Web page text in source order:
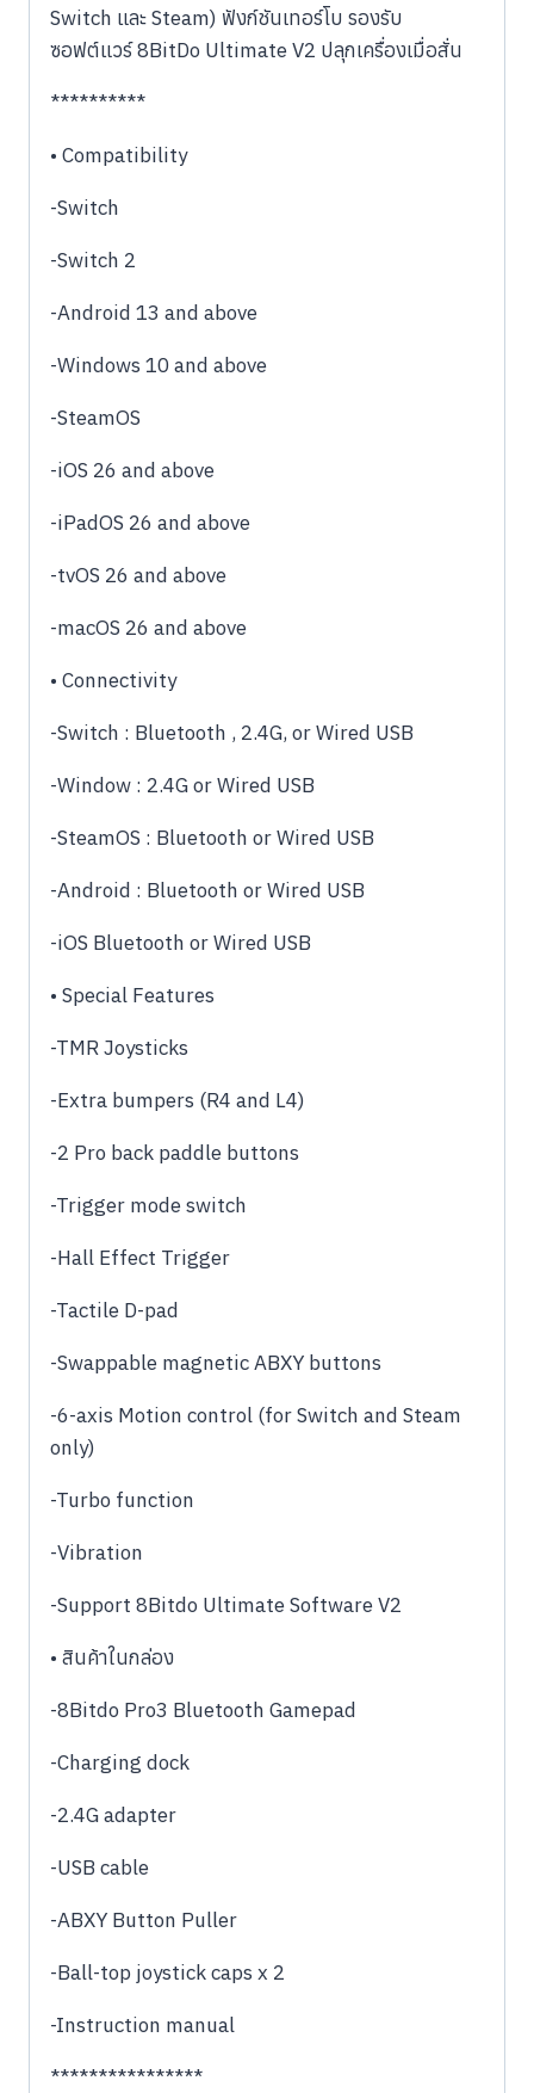
Switch และ Steam) ฟังก์ชันเทอร์โบ รองรับ
ซอฟต์แวร์ 8BitDo Ultimate V2 ปลุกเครื่องเมื่อสั่น
**********
• Compatibility
-Switch
-Switch 2
-Android 13 and above
-Windows 10 and above
-SteamOS
-iOS 26 and above
-iPadOS 26 and above
-tvOS 26 and above
-macOS 26 and above
• Connectivity
-Switch : Bluetooth , 2.4G, or Wired USB
-Window : 2.4G or Wired USB
-SteamOS : Bluetooth or Wired USB
-Android : Bluetooth or Wired USB
-iOS Bluetooth or Wired USB
• Special Features
-TMR Joysticks
-Extra bumpers (R4 and L4)
-2 Pro back paddle buttons
-Trigger mode switch
-Hall Effect Trigger
-Tactile D-pad
-Swappable magnetic ABXY buttons
-6-axis Motion control (for Switch and Steam
only)
-Turbo function
-Vibration
-Support 8Bitdo Ultimate Software V2
• สินค้าในกล่อง
-8Bitdo Pro3 Bluetooth Gamepad
-Charging dock
-2.4G adapter
-USB cable
-ABXY Button Puller
-Ball-top joystick caps x 2
-Instruction manual
****************